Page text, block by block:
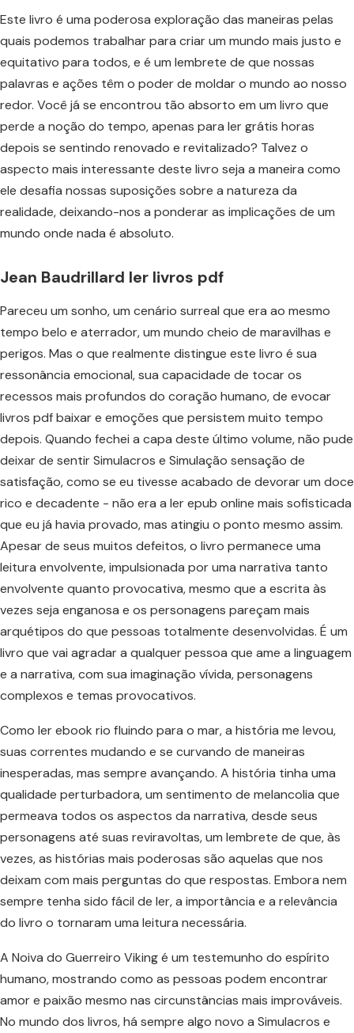
Este livro é uma poderosa exploração das maneiras pelas
quais podemos trabalhar para criar um mundo mais justo e
equitativo para todos, e é um lembrete de que nossas
palavras e ações têm o poder de moldar o mundo ao nosso
redor. Você já se encontrou tão absorto em um livro que
perde a noção do tempo, apenas para ler grátis horas
depois se sentindo renovado e revitalizado? Talvez o
aspecto mais interessante deste livro seja a maneira como
ele desafia nossas suposições sobre a natureza da
realidade, deixando-nos a ponderar as implicações de um
mundo onde nada é absoluto.
Jean Baudrillard ler livros pdf
Pareceu um sonho, um cenário surreal que era ao mesmo
tempo belo e aterrador, um mundo cheio de maravilhas e
perigos. Mas o que realmente distingue este livro é sua
ressonância emocional, sua capacidade de tocar os
recessos mais profundos do coração humano, de evocar
livros pdf baixar e emoções que persistem muito tempo
depois. Quando fechei a capa deste último volume, não pude
deixar de sentir Simulacros e Simulação sensação de
satisfação, como se eu tivesse acabado de devorar um doce
rico e decadente - não era a ler epub online mais sofisticada
que eu já havia provado, mas atingiu o ponto mesmo assim.
Apesar de seus muitos defeitos, o livro permanece uma
leitura envolvente, impulsionada por uma narrativa tanto
envolvente quanto provocativa, mesmo que a escrita às
vezes seja enganosa e os personagens pareçam mais
arquétipos do que pessoas totalmente desenvolvidas. É um
livro que vai agradar a qualquer pessoa que ame a linguagem
e a narrativa, com sua imaginação vívida, personagens
complexos e temas provocativos.
Como ler ebook rio fluindo para o mar, a história me levou,
suas correntes mudando e se curvando de maneiras
inesperadas, mas sempre avançando. A história tinha uma
qualidade perturbadora, um sentimento de melancolia que
permeava todos os aspectos da narrativa, desde seus
personagens até suas reviravoltas, um lembrete de que, às
vezes, as histórias mais poderosas são aquelas que nos
deixam com mais perguntas do que respostas. Embora nem
sempre tenha sido fácil de ler, a importância e a relevância
do livro o tornaram uma leitura necessária.
A Noiva do Guerreiro Viking é um testemunho do espírito
humano, mostrando como as pessoas podem encontrar
amor e paixão mesmo nas circunstâncias mais improváveis.
No mundo dos livros, há sempre algo novo a Simulacros e